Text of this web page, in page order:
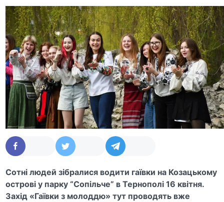
Сотні людей зібралися водити гаївки на Козацькому
острові у парку “Сопільче” в Тернополі 16 квітня.
Захід «Гаївки з молоддю» тут проводять вже